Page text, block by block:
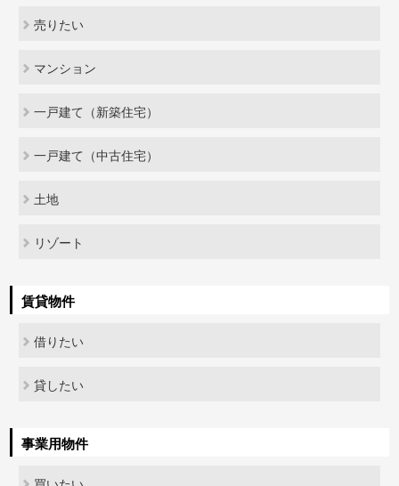
売りたい
マンション
一戸建て（新築住宅）
一戸建て（中古住宅）
土地
リゾート
賃貸物件
借りたい
貸したい
事業用物件